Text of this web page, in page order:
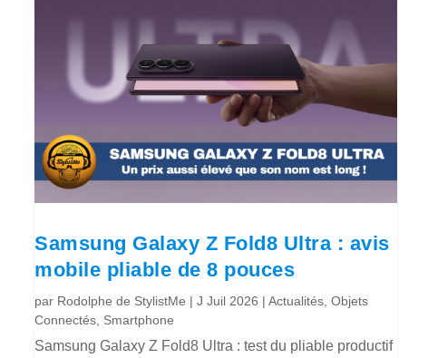
Samsung Galaxy Z Fold8 Ultra : avis
mobile pliable de 8 pouces
par Rodolphe de StylistMe |J Juil 2026 |Actualités ,Objets
Connectés Smartphone
Samsung Galaxy Z Fold8 Ultra : test du pliable productif